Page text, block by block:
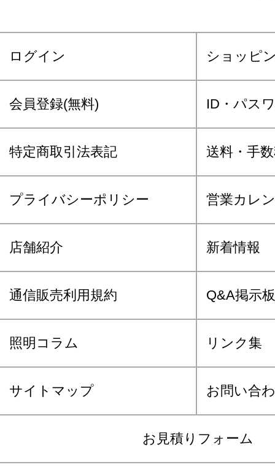
ログイン ショッピ
会員登録(無料) ID・パス
特定商取引法表記 送料・手
プライバシーポリシー 営業カレ
店舗紹介 新着情報
通信販売利用規約 Q&A掲示板
照明コラム リンク集
サイトマップ お問い合
お見積りフォーム